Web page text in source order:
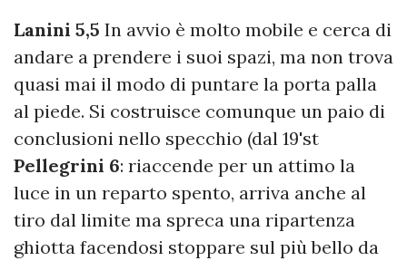
Lanini 5,5 In avvio è molto mobile e cerca di
andare a prendere i suoi spazi, ma non trova
quasi mai il modo di puntare la porta palla
al piede. Si costruisce comunque un paio di
conclusioni nello specchio (dal 19'st
Pellegrini 6: riaccende per un attimo la
luce in un reparto spento, arriva anche al
tiro dal limite ma spreca una ripartenza
ghiotta facendosi stoppare sul più bello da